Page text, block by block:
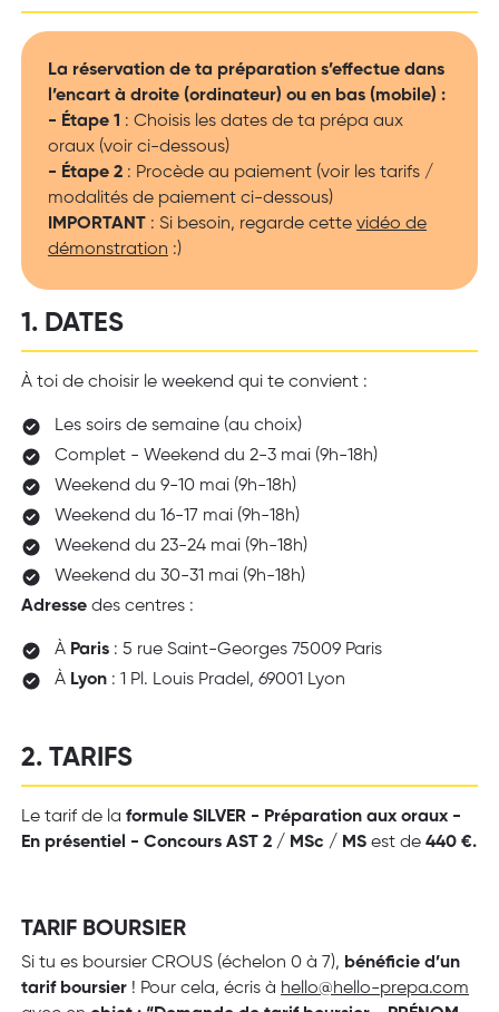
La réservation de ta préparation s’effectue dans
l’encart à droite (ordinateur) ou en bas (mobile) :
- Étape 1 : Choisis les dates de ta prépa aux
oraux (voir ci-dessous)
- Étape 2: Procède au paiement (voir les tarifs /
modalités de paiement ci-dessous)
IMPORTANT: Si besoin, regarde cette vidéo de
démonstration :)
1. DATES
À toi de choisir le weekend qui te convient :
Les soirs de semaine (au choix)
Complet - Weekend du 2-3 mai (9h-18h)
Weekend du 9-10 mai (9h-18h)
Weekend du 16-17 mai (9h-18h)
Weekend du 23-24 mai (9h-18h)
Weekend du 30-31 mai (9h-18h)
Adressedes centres :
À Paris : 5 rue Saint-Georges 75009 Paris
À Lyon : 1 Pl. Louis Pradel, 69001 Lyon
2. TARIFS
Le tarif de laformule SILVER - Préparation aux oraux -
En présentiel - Concours AST 2 / MSc / MSest de440 €.
TARIF BOURSIER
Si tu es boursier CROUS (échelon 0 à 7), bénéficie d’un
tarif boursier ! Pour cela, écris à hello@hello-prepa.com